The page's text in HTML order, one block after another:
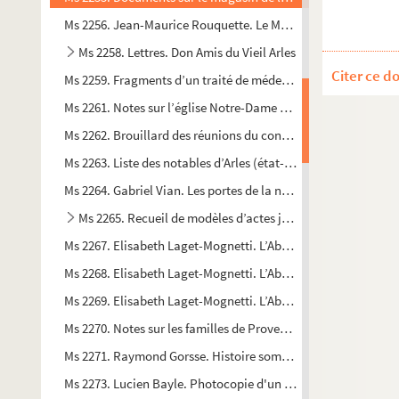
Ms 2256. Jean-Maurice Rouquette. Le Musée Réattu à la
Ms 2258. Lettres. Don Amis du Vieil Arles
Ms 2259. Fragments d’un traité de médecine. Ce passage a
Ms 2261. Notes sur l’église Notre-Dame de Palmier en
Ms 2262. Brouillard des réunions du conseil général de la
Ms 2263. Liste des notables d’Arles (état-civil, profession,
Ms 2264. Gabriel Vian. Les portes de la nuit ou divagation sur
Ms 2265. Recueil de modèles d’actes judiciaires et notariaux
Ms 2267. Elisabeth Laget-Mognetti. L’Abbaye de
Ms 2268. Elisabeth Laget-Mognetti. L’Abbaye de
Ms 2269. Elisabeth Laget-Mognetti. L’Abbaye de
Ms 2270. Notes sur les familles de Provence, extraites de
Ms 2271. Raymond Gorsse. Histoire sommaire du canal
Ms 2273. Lucien Bayle. Photocopie d'un texte manuscrit du
Citer ce